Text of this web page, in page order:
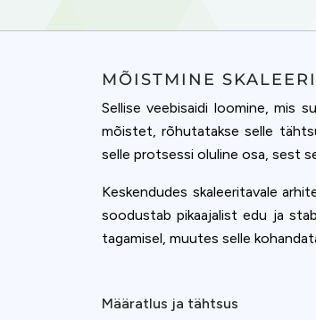
MÕISTMINE
Sellise veebisaidi loomine, mis
mõistet, rõhutatakse selle
selle protsessi oluline osa, sest
Keskendudes skaleeritavale
soodustab pikaajalist edu ja
tagamisel, muutes selle
Määratlus ja tähtsus